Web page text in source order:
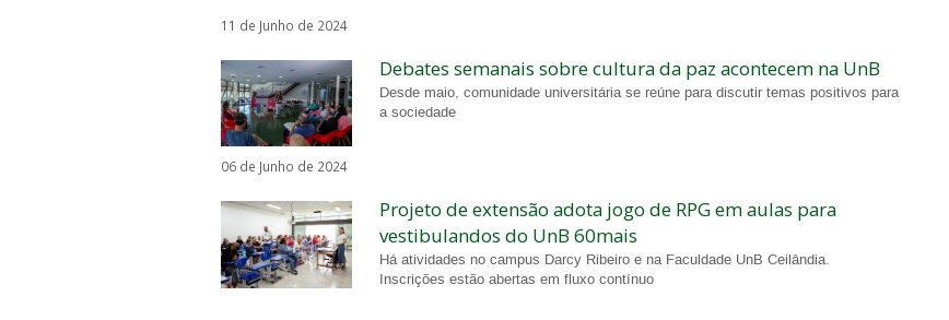
11 de Junho de 2024
Debates semanais sobre cultura da paz acontecem na UnB
Desde maio, comunidade universitária se reúne para discutir temas positivos para
a sociedade
06 de Junho de 2024
Projeto de extensão adota jogo de RPG em aulas para
vestibulandos do UnB 60mais
Há atividades no campus Darcy Ribeiro e na Faculdade UnB Ceilândia.
Inscrições estão abertas em fluxo contínuo